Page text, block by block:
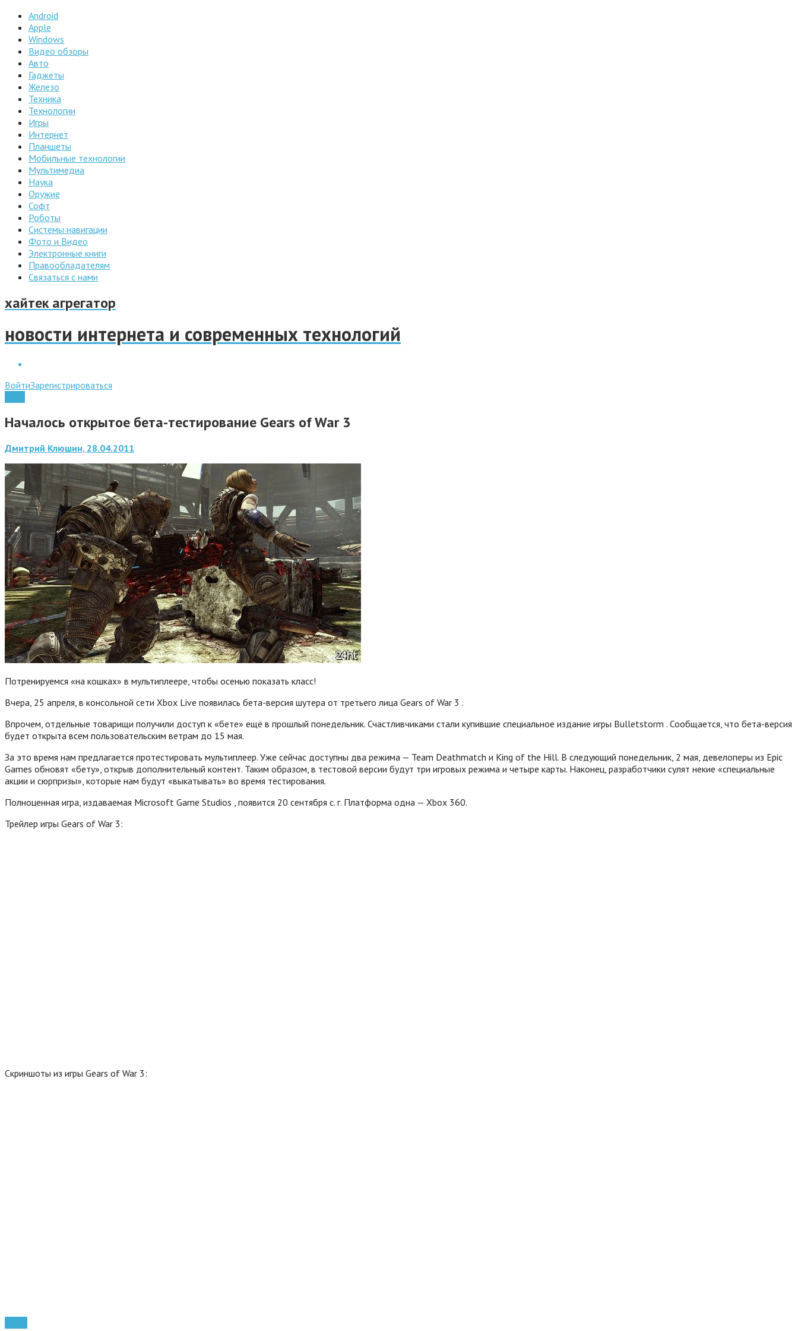
Android
Apple
Windows
Видео обзоры
Авто
Гаджеты
Железо
Техника
Технологии
Игры
Интернет
Планшеты
Мобильные технологии
Мультимедиа
Наука
Оружие
Софт
Роботы
Системы навигации
Фото и Видео
Электронные книги
Правообладателям
Связаться с нами
хайтек агрегатор
новости интернета и современных технологий
ВойтиЗарегистрироваться
Началось открытое бета-тестирование Gears of War 3
Дмитрий Клюшин, 28.04.2011
Потренируемся «на кошках» в мультиплеере, чтобы осенью показать класс!
Вчера, 25 апреля, в консольной сети Xbox Live появилась бета-версия шутера от третьего лица Gears of War 3 .
Впрочем, отдельные товарищи получили доступ к «бете» ещё в прошлый понедельник. Счастливчиками стали купившие специальное издание игры Bulletstorm . Сообщается, что бета-версия
будет открыта всем пользовательским ветрам до 15 мая.
За это время нам предлагается протестировать мультиплеер. Уже сейчас доступны два режима — Team Deathmatch и King of the Hill. В следующий понедельник, 2 мая, девелоперы из Epic
Games обновят «бету», открыв дополнительный контент. Таким образом, в тестовой версии будут три игровых режима и четыре карты. Наконец, разработчики сулят некие «специальные
акции и сюрпризы», которые нам будут «выкатывать» во время тестирования.
Полноценная игра, издаваемая Microsoft Game Studios , появится 20 сентября с. г. Платформа одна — Xbox 360.
Трейлер игры Gears of War 3:
Скриншоты из игры Gears of War 3: